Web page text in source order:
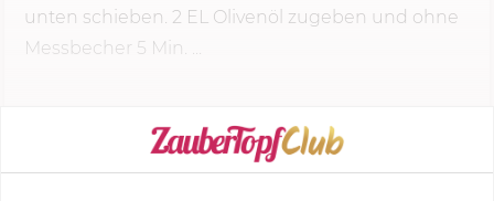
unten schieben. 2 EL Olivenöl zugeben und ohne
Messbecher 5 Min. ...
KOCHMODUS STARTEN